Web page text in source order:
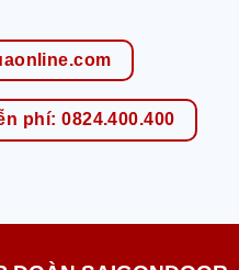
phí: 0824.400.400